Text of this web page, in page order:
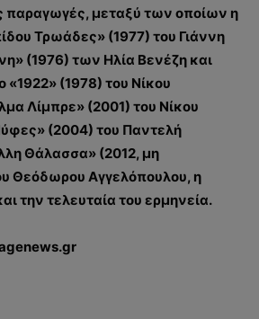
παραγωγές, μεταξύ των οποίων η
Τρωάδες» (1977) του Γιάννη
(1976) των Ηλία Βενέζη και
(1978) του Νίκου
Λίμπρε» (2001) του Νίκου
(2004) του Παντελή
Θάλασσα» (2012, μη
Θεόδωρου Αγγελόπουλου, η
την τελευταία του ερμηνεία.